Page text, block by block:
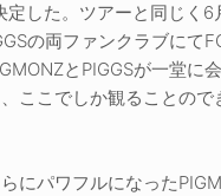
した。ツアーと同じく6
の両ファンクラブにて
とPIGGSが一堂に
ここでしか観ることので
にパワフルになった